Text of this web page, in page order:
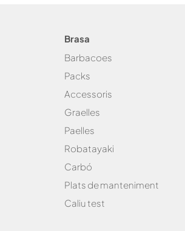
Brasa
Barbacoes
Packs
Accessoris
Graelles
Paelles
Robatayaki
Carbó
Plats de manteniment
Caliu test